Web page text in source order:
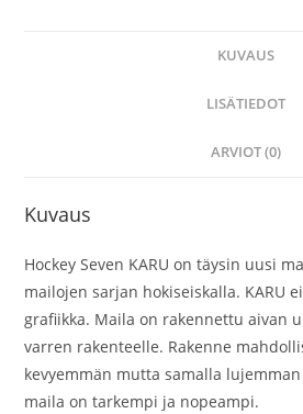
KUVAUS
LISÄTIEDOT
ARVIOT (0)
Kuvaus
Hockey Seven KARU on täysin uusi
mailojen sarjan hokiseiskalla. KARU
grafiikka. Maila on rakennettu aivan
varren rakenteelle. Rakenne
kevyemmän mutta samalla
maila on tarkempi ja nopeampi.